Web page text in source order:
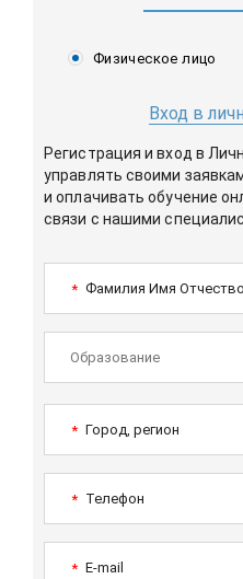
Физическое лицо
Вход в
Регистрация и вход в
управлять своими
и оплачивать обучение
связи с нашими
* Фамилия Имя Отчество
* Город, регион
* Телефон
* E-mail